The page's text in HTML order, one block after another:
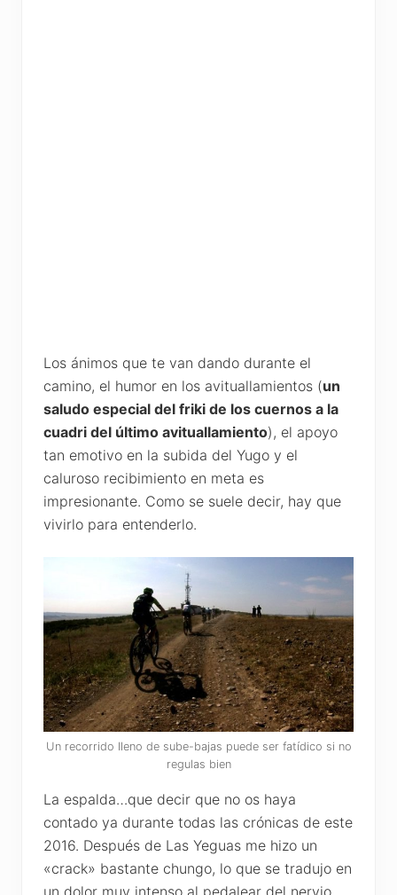
Los ánimos que te van dando durante el
camino, el humor en los avituallamientos (un
saludo especial del friki de los cuernos a la
cuadri del último avituallamiento), el apoyo
tan emotivo en la subida del Yugo y el
caluroso recibimiento en meta es
impresionante. Como se suele decir, hay que
vivirlo para entenderlo.
Un recorrido lleno de sube-bajas puede ser fatídico si no
regulas bien
La espalda…que decir que no os haya
contado ya durante todas las crónicas de este
2016. Después de Las Yeguas me hizo un
«crack» bastante chungo, lo que se tradujo en